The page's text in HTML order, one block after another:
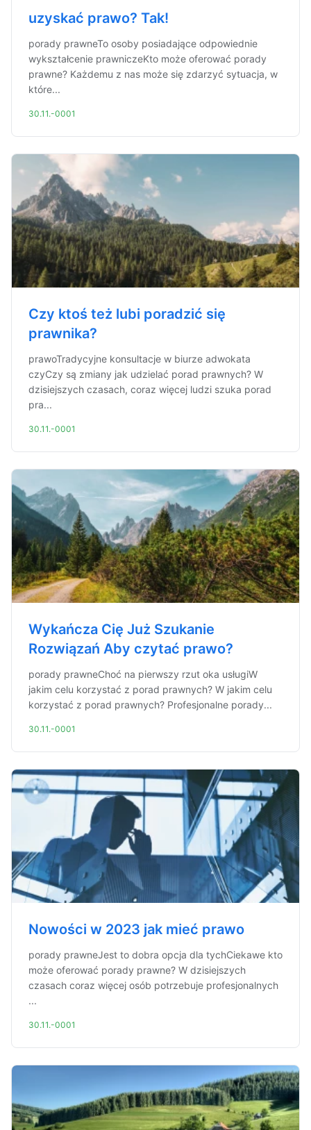
uzyskać prawo? Tak!
porady prawneTo osoby posiadające odpowiednie
wykształcenie prawniczeKto może oferować porady
prawne? Każdemu z nas może się zdarzyć sytuacja, w
które...
30.11.-0001
Czy ktoś też lubi poradzić się
prawnika?
prawoTradycyjne konsultacje w biurze adwokata
czyCzy są zmiany jak udzielać porad prawnych? W
dzisiejszych czasach, coraz więcej ludzi szuka porad
pra...
30.11.-0001
Wykańcza Cię Już Szukanie
Rozwiązań Aby czytać prawo?
porady prawneChoć na pierwszy rzut oka usługiW
jakim celu korzystać z porad prawnych? W jakim celu
korzystać z porad prawnych? Profesjonalne porady...
30.11.-0001
Nowości w 2023 jak mieć prawo
porady prawneJest to dobra opcja dla tychCiekawe kto
może oferować porady prawne? W dzisiejszych
czasach coraz więcej osób potrzebuje profesjonalnych
...
30.11.-0001